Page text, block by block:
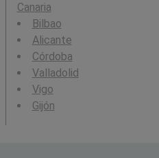
Canaria
Bilbao
Alicante
Córdoba
Valladolid
Vigo
Gijón